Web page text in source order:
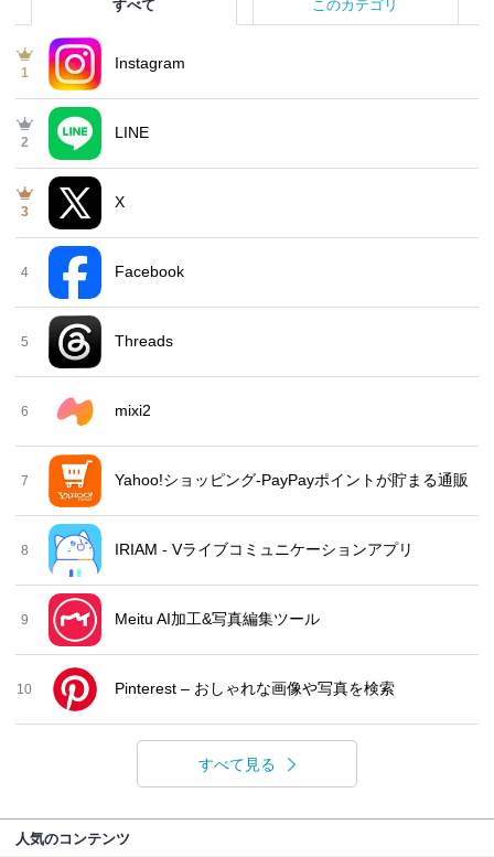
すべて このカテゴリ
1
Instagram
2
LINE
3
X
4 Facebook
5 Threads
6 mixi2
7 Yahoo!ショッピング-PayPayポイントが貯まる通販
8 IRIAM - Vライブコミュニケーションアプリ
9 Meitu AI加工&写真編集ツール
10 Pinterest – おしゃれな画像や写真を検索
すべて見る
人気のコンテンツ